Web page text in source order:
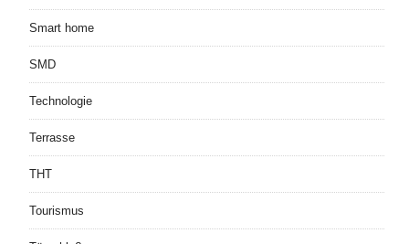
Smart home
SMD
Technologie
Terrasse
THT
Tourismus